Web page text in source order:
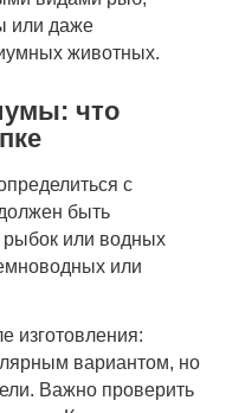
или даже
животных.
что
с
быть
рыбок или водных
или
изготовления:
вариантом, но
Важно проверить